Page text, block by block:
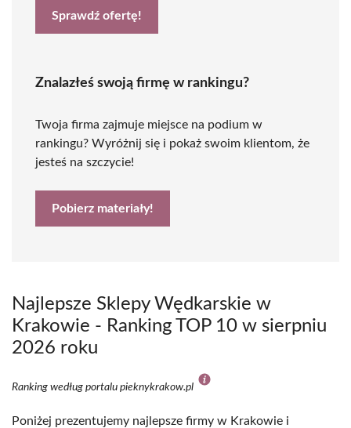
Sprawdź ofertę!
Znalazłeś swoją firmę w rankingu?
Twoja firma zajmuje miejsce na podium w
rankingu? Wyróżnij się i pokaż swoim klientom, że
jesteś na szczycie!
Pobierz materiały!
Najlepsze Sklepy Wędkarskie w
Krakowie - Ranking TOP 10 w sierpniu
2026 roku
Ranking według portalu pieknykrakow.pl
Poniżej prezentujemy najlepsze firmy w Krakowie i